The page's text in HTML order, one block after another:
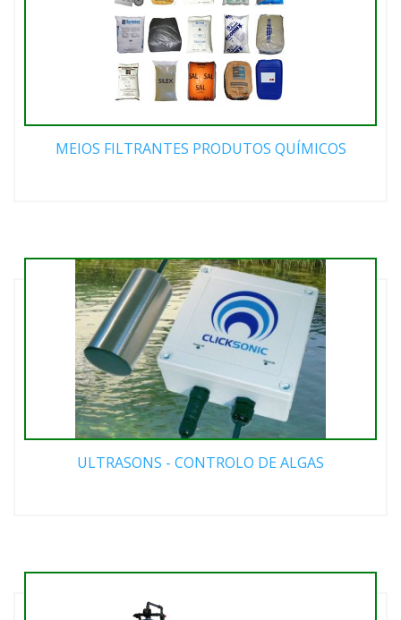
MEIOS FILTRANTES PRODUTOS QUÍMICOS
ULTRASONS - CONTROLO DE ALGAS